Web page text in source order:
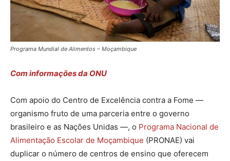
Programa Mundial de Alimentos – Moçambique
Com informações da ONU
Com apoio do Centro de Excelência contra a Fome —
organismo fruto de uma parceria entre o governo
brasileiro e as Nações Unidas —, o Programa Nacional de
Alimentação Escolar de Moçambique (PRONAE) vai
duplicar o número de centros de ensino que oferecem